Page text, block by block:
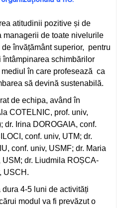
atitudinii pozitive și de
managerii de toate nivelurile
învățământ superior, pentru
întâmpinarea schimbărilor
în care profesează ca
să devină sustenabilă.
de echipa, având în
COTELNIC, prof. univ,
dr. Irina DOROGAIA, conf.
conf. univ, UTM; dr.
conf. univ, USMF; dr. Maria
dr. Liudmila ROȘCA-
USCH.
4-5 luni de activități
modul va fi prevăzut o